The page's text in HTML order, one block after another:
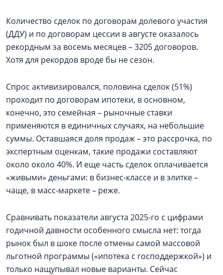
Количество сделок по договорам долевого участия
(ДДУ) и по договорам цессии в августе оказалось
рекордным за восемь месяцев – 3205 договоров.
Хотя для рекордов вроде бы не сезон.
Спрос активизировался, половина сделок (51%)
проходит по договорам ипотеки, в основном,
конечно, это семейная – рыночные ставки
применяются в единичных случаях, на небольшие
суммы. Оставшаяся доля продаж – это рассрочка, по
экспертным оценкам, такие продажи составляют
около около 40%. И еще часть сделок оплачивается
«живыми» деньгами: в бизнес-классе и в элитке –
чаще, в масс-маркете – реже.
Сравнивать показатели августа 2025-го с цифрами
годичной давности особенного смысла нет: тогда
рынок был в шоке после отмены самой массовой
льготной программы («ипотека с господдержкой») и
только нащупывал новые варианты. Сейчас